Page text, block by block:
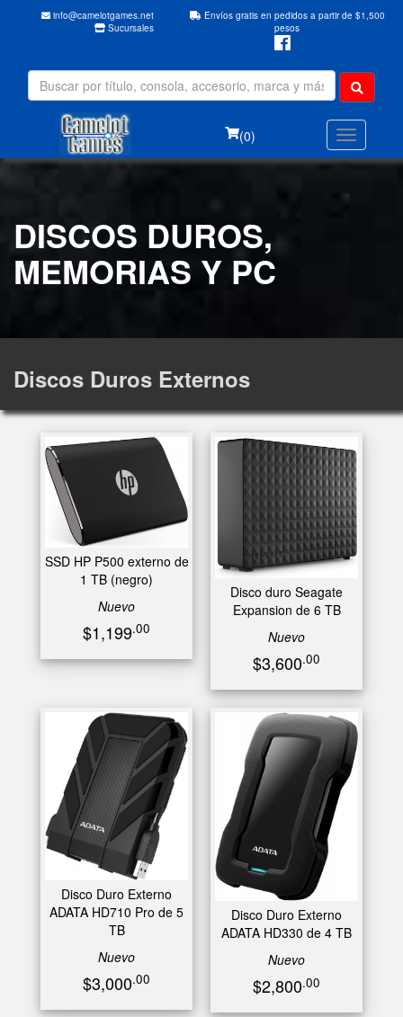
info@camelotgames.net
Sucursales
Envíos gratis en pedidos a partir de $1,500
pesos
(0)
DISCOS DUROS,
MEMORIAS Y PC
Discos Duros Externos
SSD HP P500 externo de
1 TB (negro)
Nuevo
$1,199.00
Disco duro Seagate
Expansion de 6 TB
Nuevo
$3,600.00
Disco Duro Externo
ADATA HD710 Pro de 5
TB
Nuevo
$3,000.00
Disco Duro Externo
ADATA HD330 de 4 TB
Nuevo
$2,800.00